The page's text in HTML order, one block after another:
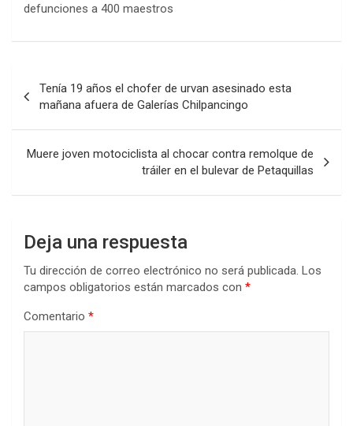
defunciones a 400 maestros
de
entradas
Tenía 19 años el chofer de urvan asesinado esta
mañana afuera de Galerías Chilpancingo
Muere joven motociclista al chocar contra remolque de
tráiler en el bulevar de Petaquillas
Deja una respuesta
Tu dirección de correo electrónico no será publicada. Los
campos obligatorios están marcados con *
Comentario *